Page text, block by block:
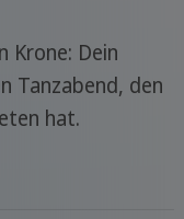
Krone: Dein
Tanzabend, den
hat.